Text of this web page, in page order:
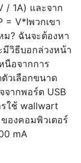
/ 1A) และจาก
= V*Iพวกเขา
ม? ฉันจะต้องหา
มีวิธีบอกล่วงหน้า
นือจากการ
วเลือกขนาด
ากพอร์ต USB
ใช้ wallwart
องคอมพิวเตอร์
mA